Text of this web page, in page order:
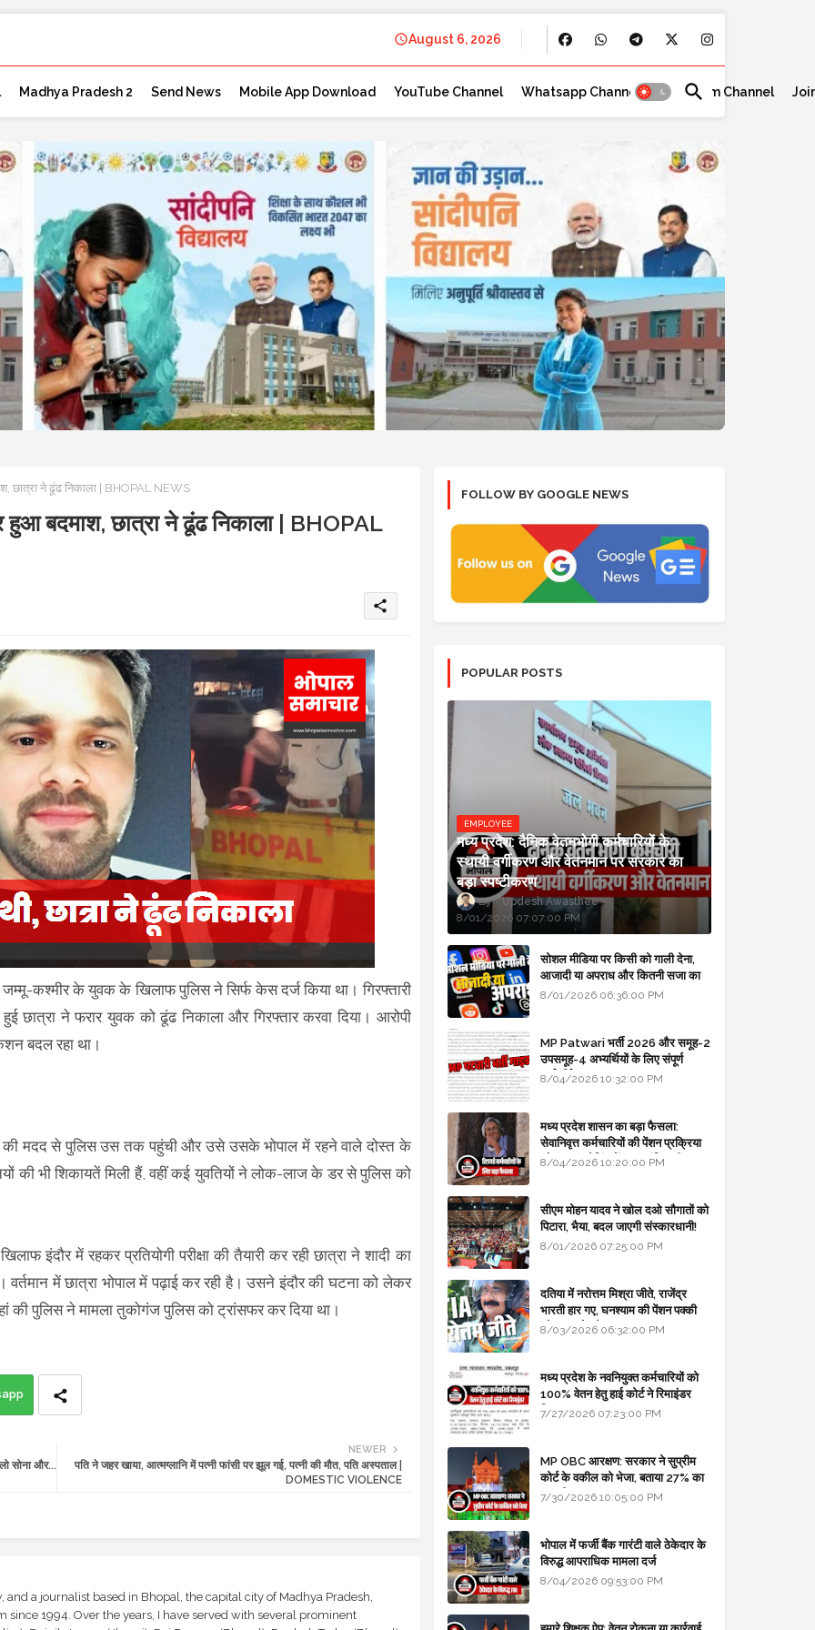
August 6, 2026
Madhya Pradesh 2 Send News Mobile App Download YouTube Channel Whatsapp Channel Telegram Channel
छात्रा ने ढूंढ निकाला | BHOPAL NEWS
बदमाश, छात्रा ने ढूंढ निकाला | BHOPAL
share
कश्मीर के युवक के खिलाफ पुलिस ने सिर्फ केस दर्ज किया था। गिरफ्तारी
छात्रा ने फरार युवक को ढूंढ निकाला और गिरफ्तार करवा दिया। आरोपी
बदल रहा था।
की मदद से पुलिस उस तक पहुंची और उसे उसके भोपाल में रहने वाले दोस्त के
की भी शिकायतें मिली हैं, वहीं कई युवतियों ने लोक-लाज के डर से पुलिस को
इंदौर में रहकर प्रतियोगी परीक्षा की तैयारी कर रही छात्रा ने शादी का
में छात्रा भोपाल में पढ़ाई कर रही है। उसने इंदौर की घटना को लेकर
की पुलिस ने मामला तुकोगंज पुलिस को ट्रांसफर कर दिया था।
NEWER
पति ने जहर खाया, आत्मग्लानि में पत्नी फांसी पर झूल गई, पत्नी की मौत, पति अस्पताल |
DOMESTIC VIOLENCE
सोना और...
and a journalist based in Bhopal, the capital city of Madhya Pradesh,
since 1994. Over the years, I have served with several prominent
FOLLOW BY GOOGLE NEWS
POPULAR POSTS
EMPLOYEE
मध्य प्रदेश: दैनिक वेतनभोगी कर्मचारियों के
स्थायी वर्गीकरण और वेतनमान पर सरकार का
बड़ा स्पष्टीकरण
Updesh Awasthee
8/01/2026 07:07:00 PM
सोशल मीडिया पर किसी को गाली देना,
आजादी या अपराध और कितनी सजा का
प्रावधान - free legal advice
8/01/2026 06:36:00 PM
MP Patwari भर्ती 2026 और समूह-2
उपसमूह-4 अभ्यर्थियों के लिए संपूर्ण
मार्गदर्शिका
8/04/2026 10:32:00 PM
मध्य प्रदेश शासन का बड़ा फैसला:
सेवानिवृत्त कर्मचारियों की पेंशन प्रक्रिया
और बजट कोडिंग में हुए क्रांतिकारी
8/04/2026 10:20:00 PM
सीएम मोहन यादव ने खोल दओ सौगातों को
पिटारा, भैया, बदल जाएगी संस्कारधानी!
8/01/2026 07:25:00 PM
दतिया में नरोत्तम मिश्रा जीते, राजेंद्र
भारती हार गए, घनश्याम की पेंशन पक्की
और आशुतोष बैक टू...
8/03/2026 06:32:00 PM
मध्य प्रदेश के नवनियुक्त कर्मचारियों को
100% वेतन हेतु हाई कोर्ट ने रिमाइंडर
लिखा
7/27/2026 07:23:00 PM
MP OBC आरक्षण: सरकार ने सुप्रीम
कोर्ट के वकील को भेजा, बताया 27% का
कानूनी आधार
7/30/2026 10:05:00 PM
भोपाल में फर्जी बैंक गारंटी वाले ठेकेदार के
विरुद्ध आपराधिक मामला दर्ज
8/04/2026 09:53:00 PM